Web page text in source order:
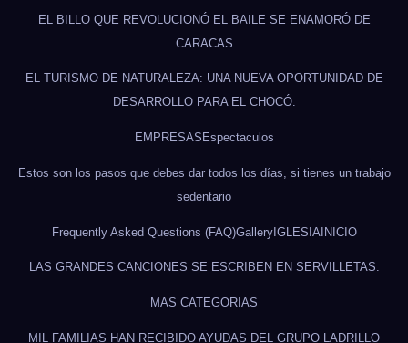
EL BILLO QUE REVOLUCIONÓ EL BAILE SE ENAMORÓ DE
CARACAS
EL TURISMO DE NATURALEZA: UNA NUEVA OPORTUNIDAD DE
DESARROLLO PARA EL CHOCÓ.
EMPRESAS Espectaculos
Estos son los pasos que debes dar todos los días, si tienes un trabajo
sedentario
Frequently Asked Questions (FAQ)GalleryIGLESIAINICIO
LAS GRANDES CANCIONES SE ESCRIBEN EN SERVILLETAS.
MAS CATEGORIAS
MIL FAMILIAS HAN RECIBIDO AYUDAS DEL GRUPO LADRILLO